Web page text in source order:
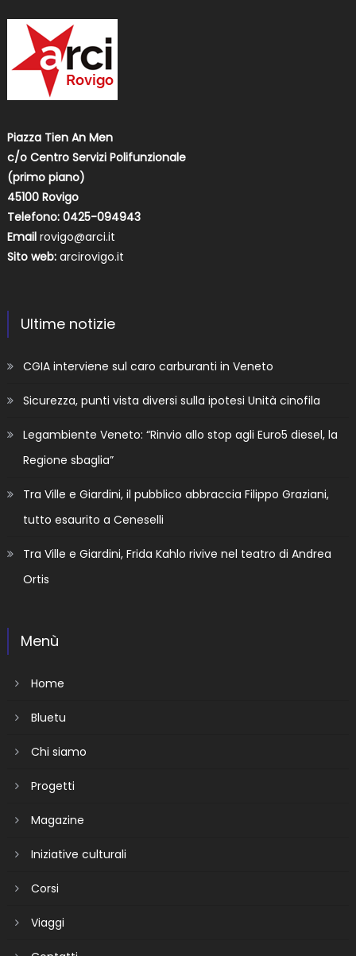
Piazza Tien An Men
c/o Centro Servizi Polifunzionale
(primo piano)
45100 Rovigo
Telefono: 0425-094943
Email rovigo@arci.it
Sito web: arcirovigo.it
Ultime notizie
CGIA interviene sul caro carburanti in Veneto
Sicurezza, punti vista diversi sulla ipotesi Unità cinofila
Legambiente Veneto: “Rinvio allo stop agli Euro5 diesel, la
Regione sbaglia”
Tra Ville e Giardini, il pubblico abbraccia Filippo Graziani,
tutto esaurito a Ceneselli
Tra Ville e Giardini, Frida Kahlo rivive nel teatro di Andrea
Ortis
Menù
Home
Bluetu
Chi siamo
Progetti
Magazine
Iniziative culturali
Corsi
Viaggi